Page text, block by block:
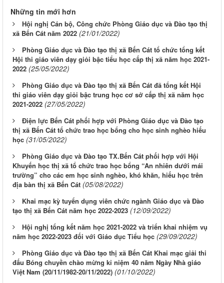
Những tin mới hơn
Hội nghị Cán bộ, Công chức Phòng Giáo dục và Đào tạo thị
xã Bến Cát năm 2022 (21/01/2022)
Phòng Giáo dục và Đào tạo thị xã Bến Cát tổ chức tổng kết
Hội thi giáo viên dạy giỏi bậc tiểu học cấp thị xã năm học 2021-
2022 (25/05/2022)
Phòng Giáo dục và Đào tạo thị xã Bến Cát đã tổng kết Hội
thi giáo viên dạy giỏi bậc trung học cơ sở cấp thị xã năm học
2021-2022 (27/05/2022)
Điện lực Bến Cát phối hợp với Phòng Giáo dục và Đào tạo
thị xã Bến Cát tổ chức trao học bổng cho học sinh nghèo hiếu
học (31/05/2022)
Phòng Giáo dục và Đào tạo TX.Bến Cát phối hợp với Hội
Khuyến học thị xã tổ chức trao học bổng “An nhiên dưới mái
trường” cho các em học sinh nghèo, khó khăn, hiếu học trên
địa bàn thị xã Bến Cát (05/08/2022)
Khai mạc kỳ tuyển dụng viên chức ngành Giáo dục và Đào
tạo thị xã Bến Cát năm học 2022-2023 (12/09/2022)
Hội nghị tổng kết năm học 2021-2022 và triển khai nhiệm vụ
năm học 2022-2023 đối với Giáo dục Tiểu học (29/09/2022)
Phòng Giáo dục và Đào tạo thị xã Bến Cát Khai mạc giải thi
đấu Bóng chuyền chào mừng kỉ niệm 40 năm Ngày Nhà giáo
Việt Nam (20/11/1982-20/11/2022) (01/10/2022)